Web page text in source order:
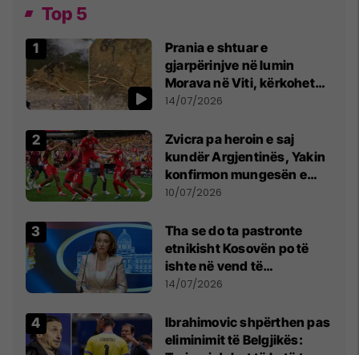
Top 5
Prania e shtuar e
gjarpërinjve në lumin
Morava në Viti, kërkohet
kujdes nga qytetarët
14/07/2026
Zvicra pa heroin e saj
kundër Argjentinës, Yakin
konfirmon mungesën e
madhe
10/07/2026
Tha se do ta pastronte
etnikisht Kosovën po të
ishte në vend të
Millosheviqit, Lëvizja e
kërkon shkarkimin e
menjëhershëm të
14/07/2026
Ibrahimovic shpërthen pas
eliminimit të Belgjikës: